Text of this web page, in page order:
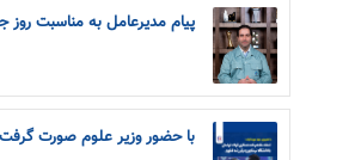
پیام مدیرعامل به مناسبت روز
با حضور وزیر علوم صورت